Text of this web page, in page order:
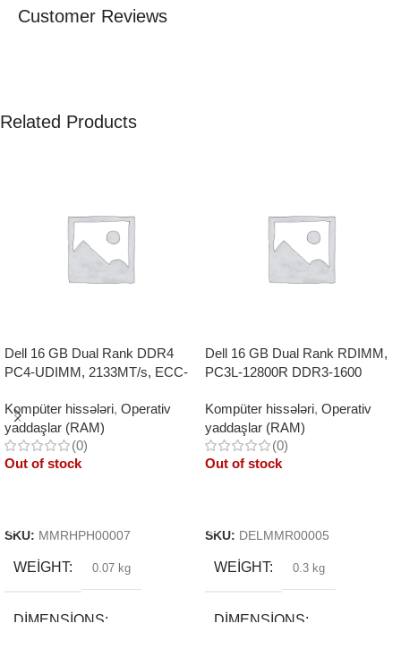
Customer Reviews
Related Products
Dell 16 GB Dual Rank DDR4
PC4-UDIMM, 2133MT/s, ECC-
Kompüter hissələri, Operativ
yaddaşlar (RAM)
(0)
Out of stock
SKU: MMRHPH00007
WEIGHT 0.07 kg
DIMENSIONS
Dell 16 GB Dual Rank RDIMM,
PC3L-12800R DDR3-1600
Kompüter hissələri, Operativ
yaddaşlar (RAM)
(0)
Out of stock
SKU: DELMMR00005
WEIGHT 0.3 kg
DIMENSIONS